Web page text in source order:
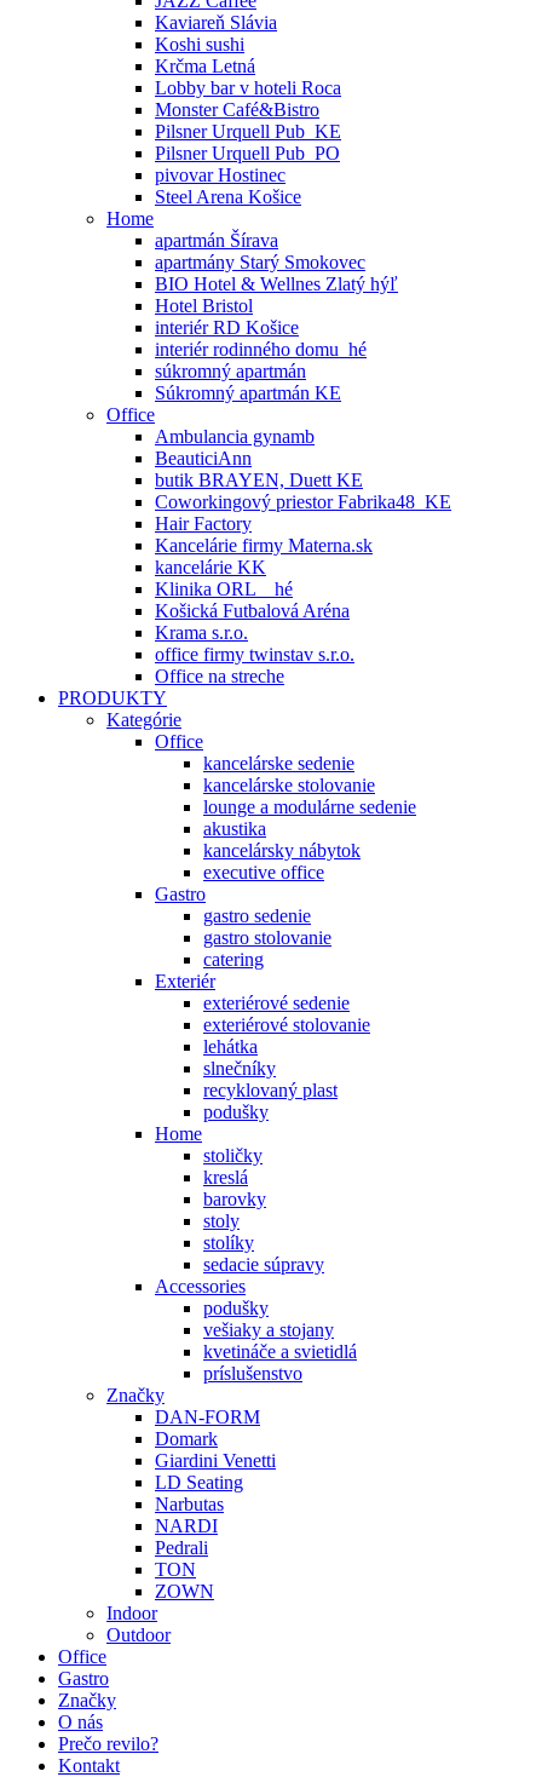
Kaviareň Slávia
Koshi sushi
Krčma Letná
Lobby bar v hoteli Roca
Monster Café&Bistro
Pilsner Urquell Pub_KE
Pilsner Urquell Pub_PO
pivovar Hostinec
Steel Arena Košice
Home
apartmán Šírava
apartmány Starý Smokovec
BIO Hotel & Wellnes Zlatý hýľ
Hotel Bristol
interiér RD Košice
interiér rodinného domu_hé
súkromný apartmán
Súkromný apartmán KE
Office
Ambulancia gynamb
BeauticiAnn
butik BRAYEN, Duett KE
Coworkingový priestor Fabrika48_KE
Hair Factory
Kancelárie firmy Materna.sk
kancelárie KK
Klinika ORL _ hé
Košická Futbalová Aréna
Krama s.r.o.
office firmy twinstav s.r.o.
Office na streche
PRODUKTY
Kategórie
Office
kancelárske sedenie
kancelárske stolovanie
lounge a modulárne sedenie
akustika
kancelársky nábytok
executive office
Gastro
gastro sedenie
gastro stolovanie
catering
Exteriér
exteriérové sedenie
exteriérové stolovanie
lehátka
slnečníky
recyklovaný plast
podušky
Home
stoličky
kreslá
barovky
stoly
stolíky
sedacie súpravy
Accessories
podušky
vešiaky a stojany
kvetináče a svietidlá
príslušenstvo
Značky
DAN-FORM
Domark
Giardini Venetti
LD Seating
Narbutas
NARDI
Pedrali
TON
ZOWN
Indoor
Outdoor
Office
Gastro
Značky
O nás
Prečo revilo?
Kontakt